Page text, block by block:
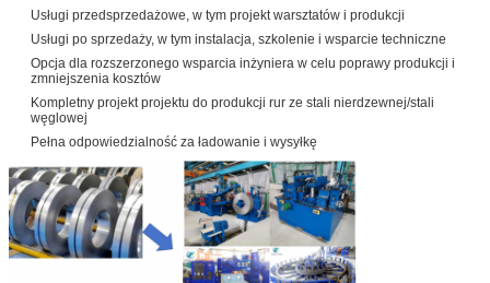
Usługi przedsprzedażowe, w tym projekt warsztatów i produkcji
Usługi po sprzedaży, w tym instalacja, szkolenie i wsparcie techniczne
Opcja dla rozszerzonego wsparcia inżyniera w celu poprawy produkcji i
zmniejszenia kosztów
Kompletny projekt projektu do produkcji rur ze stali nierdzewnej/stali
węglowej
Pełna odpowiedzialność za ładowanie i wysyłkę